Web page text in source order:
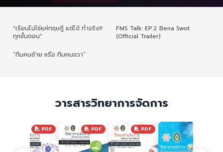
"เรียนไม่ใช่แค่ทฤษฎี แต่ได้ ทำจริง!!
ทุกขั้นตอน"
FMS Talk: EP.2 Bena Swot
(Official Trailer)
“ทีมคนซ้าย หรือ ทีมคนขวา”
วารสารวิทยาการจัดการ
PDF PDF PDF